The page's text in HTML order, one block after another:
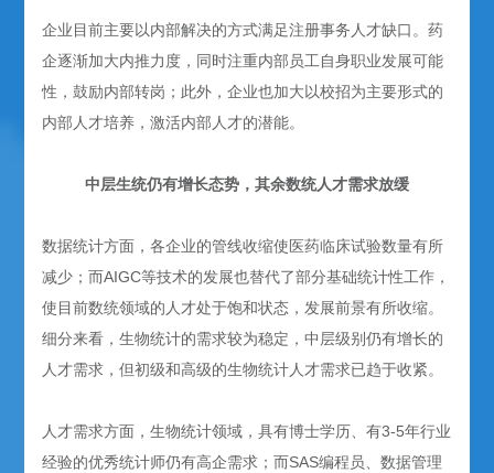
企业目前主要以内部解决的方式满足注册事务人才缺口。药
企逐渐加大内推力度，同时注重内部员工自身职业发展可能
性，鼓励内部转岗；此外，企业也加大以校招为主要形式的
内部人才培养，激活内部人才的潜能。
中层生统仍有增长态势，其余数统人才需求放缓
数据统计方面，各企业的管线收缩使医药临床试验数量有所
减少；而AIGC等技术的发展也替代了部分基础统计性工作，
使目前数统领域的人才处于饱和状态，发展前景有所收缩。
细分来看，生物统计的需求较为稳定，中层级别仍有增长的
人才需求，但初级和高级的生物统计人才需求已趋于收紧。
人才需求方面，生物统计领域，具有博士学历、有3-5年行业
经验的优秀统计师仍有高企需求；而SAS编程员、数据管理